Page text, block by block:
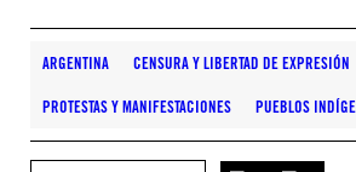
ARGENTINA CENSURA Y LIBERTAD DE EXPRESIÓN
PROTESTAS Y MANIFESTACIONES PUEBLOS